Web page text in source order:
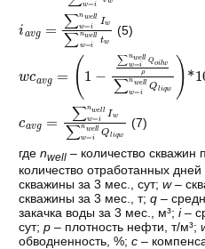
ia ∑w=in we (5)
1−∑ =inwellQo lwρ
w =inwe w∑
(7)
гдеnwell – количество
количество отработанных
скважины за 3 мес., сут;w–
скважины за 3 мес., т;q –
закачка воды за 3 мес., м³;i–
сут;p – плотность нефти, т/м³;
обводненность, %;c–